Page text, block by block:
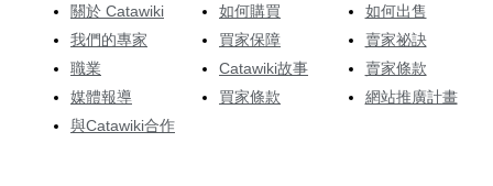
關於 Catawiki
我們的專家
職業
媒體報導
與Catawiki合作
如何購買
買家保障
Catawiki故事
買家條款
如何出售
賣家祕訣
賣家條款
網站推廣計畫